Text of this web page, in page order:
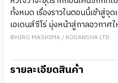
ทั้งหมด เรื่องราวในตอนนี้เข้าสู่จุ
เอเดนส์ซีโร่ มุ่งหน้าสู่กาลอวกาศ
©HIRO MASHIMA / KODANSHA LTD.
รายละเอียดสินค้า